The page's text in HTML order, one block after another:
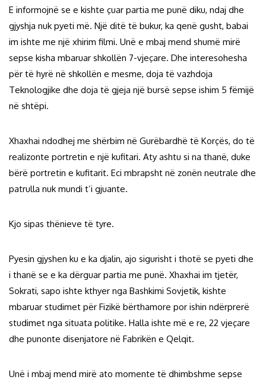
E informojnë se e kishte çuar partia me punë diku, ndaj dhe
gjyshja nuk pyeti më. Një ditë të bukur, ka qenë gusht, babai
im ishte me një xhirim filmi. Unë e mbaj mend shumë mirë
sepse kisha mbaruar shkollën 7-vjeçare. Dhe interesohesha
për të hyrë në shkollën e mesme, doja të vazhdoja
Teknologjike dhe doja të gjeja një bursë sepse ishim 5 fëmijë
në shtëpi.
Xhaxhai ndodhej me shërbim në Gurëbardhë të Korçës, do të
realizonte portretin e një kufitari. Aty ashtu si na thanë, duke
bërë portretin e kufitarit. Eci mbrapsht në zonën neutrale dhe
patrulla nuk mundi t’i gjuante.
Kjo sipas thënieve të tyre.
Pyesin gjyshen ku e ka djalin, ajo sigurisht i thotë se pyeti dhe
i thanë se e ka dërguar partia me punë. Xhaxhai im tjetër,
Sokrati, sapo ishte kthyer nga Bashkimi Sovjetik, kishte
mbaruar studimet për Fizikë bërthamore por ishin ndërprerë
studimet nga situata politike. Halla ishte më e re, 22 vjeçare
dhe punonte disenjatore në Fabrikën e Qelqit.
Unë i mbaj mend mirë ato momente të dhimbshme sepse